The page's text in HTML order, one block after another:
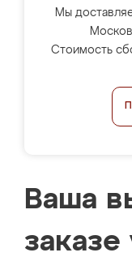
Мы
Стоимость
Ваша
заказе